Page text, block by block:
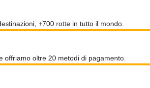
+700 rotte in tutto il mondo.
offriamo oltre 20 metodi di pagamento.